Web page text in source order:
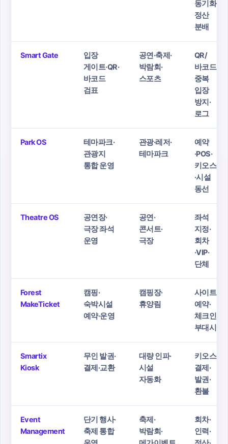
동기화·
정산
분배
Smart Gate
입장
게이트·QR·
바코드
검표
공연·축제·
박람회·
스포츠
QR/
바코드·
중복
입장
방지·
로그
Park OS
테마파크·
관광지
통합 운영
관광·레저·
테마파크
예약
·POS·
키오스크
·시설
동선
Theatre OS
공연장·
극장 좌석
운영
공연·
콘서트·
극장
좌석
지정·
회차
·VIP·
단체
Forest
MakeTicket
캠핑·
숙박시설
예약·운영
캠핑장·
휴양림
사이트
예약·
체크인·
부대시설
Smartix
Kiosk
무인 발권·
결제·교환
대량 인파·
시설
자동화
키오스크
결제·
발권·
환불
Event
Management
단기 행사·
축제 통합
축제·
박람회·
회차·
인력·